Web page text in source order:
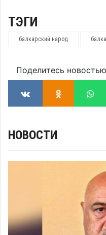
ТЭГИ
балкарский народ
Поделитесь новостью
НОВОСТИ